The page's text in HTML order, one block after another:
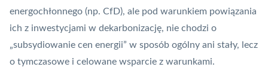
energochłonnego (np. CfD), ale pod warunkiem powiązania
ich z inwestycjami w dekarbonizację, nie chodzi o
„subsydiowanie cen energii” w sposób ogólny ani stały, lecz
o tymczasowe i celowane wsparcie z warunkami.